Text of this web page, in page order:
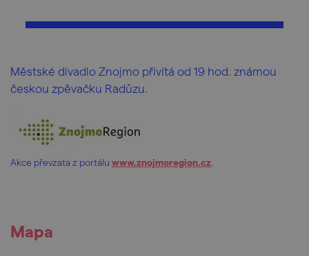
Městské divadlo Znojmo přivítá od 19 hod. známou
českou zpěvačku Radůzu.
Akce převzata z portálu www.znojmoregion.cz
Mapa